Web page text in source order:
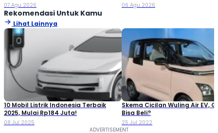
Jutaan!
07 Agu 2026
Double Cabin
06 Agu 2026
Rekomendasi Untuk Kamu
Lihat Lainnya
10 Mobil Listrik Indonesia Terbaik
2025, Mulai Rp184 Juta!
08 Jul 2025
Skema Cicilan Wuling Air EV,
Bisa Beli?
25 Jul 2022